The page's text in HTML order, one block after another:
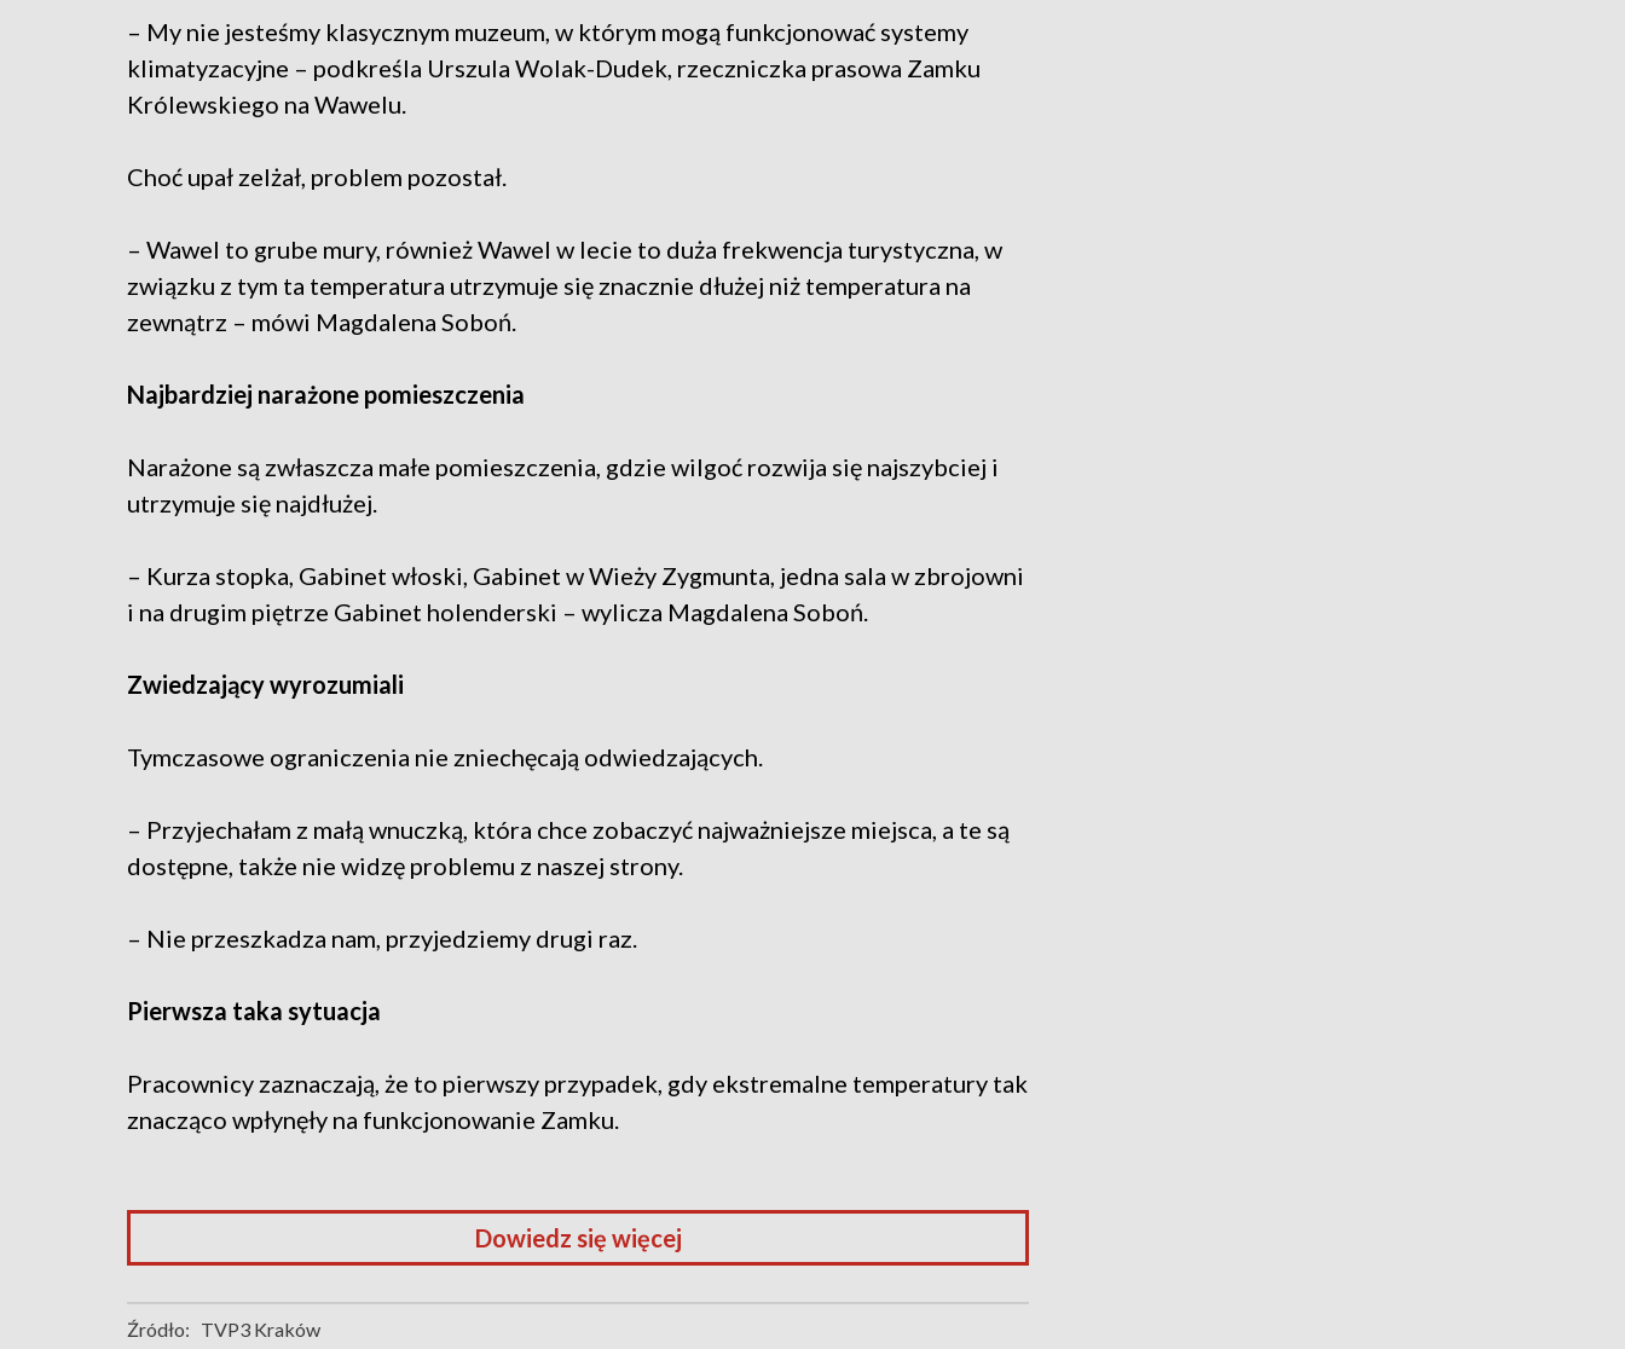
– My nie jesteśmy klasycznym muzeum, w którym mogą funkcjonować systemy
klimatyzacyjne – podkreśla Urszula Wolak-Dudek, rzeczniczka prasowa Zamku
Królewskiego na Wawelu.
Choć upał zelżał, problem pozostał.
– Wawel to grube mury, również Wawel w lecie to duża frekwencja turystyczna, w
związku z tym ta temperatura utrzymuje się znacznie dłużej niż temperatura na
zewnątrz – mówi Magdalena Soboń.
Najbardziej narażone pomieszczenia
Narażone są zwłaszcza małe pomieszczenia, gdzie wilgoć rozwija się najszybciej i
utrzymuje się najdłużej.
– Kurza stopka, Gabinet włoski, Gabinet w Wieży Zygmunta, jedna sala w zbrojowni
i na drugim piętrze Gabinet holenderski – wylicza Magdalena Soboń.
Zwiedzający wyrozumiali
Tymczasowe ograniczenia nie zniechęcają odwiedzających.
– Przyjechałam z małą wnuczką, która chce zobaczyć najważniejsze miejsca, a te są
dostępne, także nie widzę problemu z naszej strony.
– Nie przeszkadza nam, przyjedziemy drugi raz.
Pierwsza taka sytuacja
Pracownicy zaznaczają, że to pierwszy przypadek, gdy ekstremalne temperatury tak
znacząco wpłynęły na funkcjonowanie Zamku.
Dowiedz się więcej
Źródło: TVP3 Kraków